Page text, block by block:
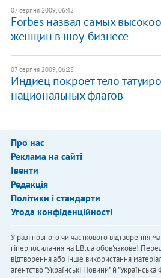
07 серпня 2009, 06:42
Forbes назвал самых
женщин в шоу-бизнесе
07 серпня 2009, 06:28
Индиец покроет тело
национальных флагов
Про нас
Реклама на сайті
Івенти
Редакція
Політики і стандарти
Угода конфіденційності
У разі повного чи часткового відтворення
гіперпосилання на LB.ua обов'язкове!
відтворення або інше використання
агентство "Українськi Новини" й